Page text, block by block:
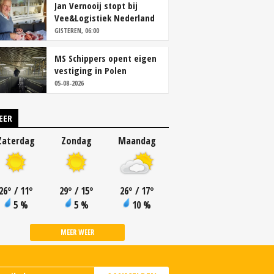
Jan Vernooij stopt bij
Vee&Logistiek Nederland
GISTEREN, 06:00
MS Schippers opent eigen
vestiging in Polen
05-08-2026
° / 11°
5 %
Zondag
29° / 15°
5 %
Maandag
26° / 17°
10 %
MEER WEER